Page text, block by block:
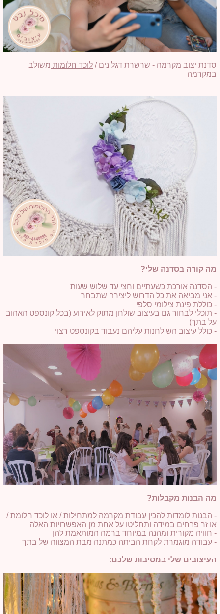
סדנת יצוב מקרמה - שרשרת דגלונים / לוכד חלומות משולב
במקרמה
מה קורה בסדנה שלי?
- הסדנה אורכת כשעתיים וחצי עד שלוש שעות
- אני מביאה את כל הדרוש ליצירה שתבחר
- כוללת פינת צילומי סלפי
- תוכלי לבחור גם בעיצוב שולחן מתוק לאירוע (בכל קונספט האהוב
על בתך)
- כולל עיצוב השולחנות עליהם נעבוד בקונספט רצוי
מה הבנות מקבלות?
- הבנות לומדות להכין עבודת מקרמה למתחילות / או לוכד חלומת /
או זר פרחים במידה ותחליטו על אחת מן האפשרויות האלה
- חוויה מקורית ומהנה במיוחד ברמה המותאמת להן
- עבודה מוגמרת לקחת הביתה כמתנה מבת המצווה של בתך
העיצובים שלי במסיבות שלכם: